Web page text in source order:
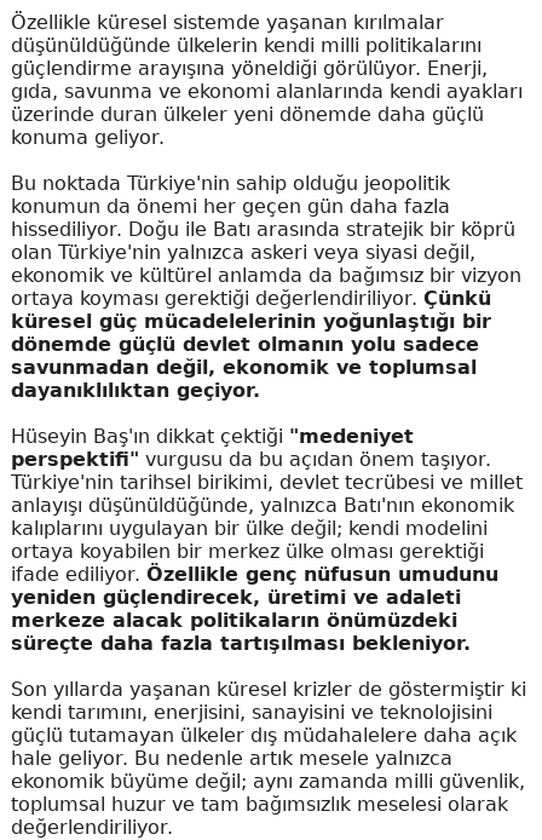
Özellikle küresel sistemde yaşanan kırılmalar
düşünüldüğünde ülkelerin kendi milli politikalarını
güçlendirme arayışına yöneldiği görülüyor. Enerji,
gıda, savunma ve ekonomi alanlarında kendi ayakları
üzerinde duran ülkeler yeni dönemde daha güçlü
konuma geliyor.
Bu noktada Türkiye'nin sahip olduğu jeopolitik
konumun da önemi her geçen gün daha fazla
hissediliyor. Doğu ile Batı arasında stratejik bir köprü
olan Türkiye'nin yalnızca askeri veya siyasi değil,
ekonomik ve kültürel anlamda da bağımsız bir vizyon
ortaya koyması gerektiği değerlendiriliyor. Çünkü
küresel güç mücadelelerinin yoğunlaştığı bir
dönemde güçlü devlet olmanın yolu sadece
savunmadan değil, ekonomik ve toplumsal
dayanıklılıktan geçiyor.
Hüseyin Baş'ın dikkat çektiği "medeniyet
perspektifi" vurgusu da bu açıdan önem taşıyor.
Türkiye'nin tarihsel birikimi, devlet tecrübesi ve millet
anlayışı düşünüldüğünde, yalnızca Batı'nın ekonomik
kalıplarını uygulayan bir ülke değil; kendi modelini
ortaya koyabilen bir merkez ülke olması gerektiği
ifade ediliyor. Özellikle genç nüfusun umudunu
yeniden güçlendirecek, üretimi ve adaleti
merkeze alacak politikaların önümüzdeki
süreçte daha fazla tartışılması bekleniyor.
Son yıllarda yaşanan küresel krizler de göstermiştir ki
kendi tarımını, enerjisini, sanayisini ve teknolojisini
güçlü tutamayan ülkeler dış müdahalelere daha açık
hale geliyor. Bu nedenle artık mesele yalnızca
ekonomik büyüme değil; aynı zamanda milli güvenlik,
toplumsal huzur ve tam bağımsızlık meselesi olarak
değerlendiriliyor.